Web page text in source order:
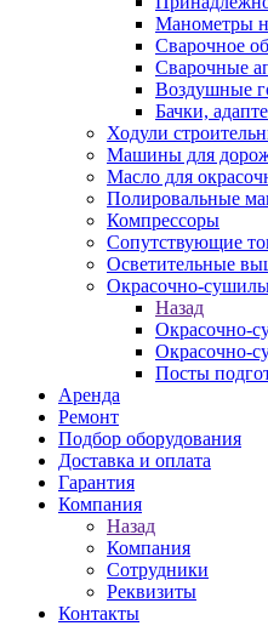
Манометры
Сварочное
Сварочные
Воздушные
Бачки,
Ходули
Машины для
Масло для
Полировальные
Компрессоры
Сопутствующие
Осветительные
Окрасочно-
Назад
Окрасочно-
Окрасочно-
Посты
Аренда
Ремонт
Подбор оборудования
Доставка и оплата
Гарантия
Компания
Назад
Компания
Сотрудники
Реквизиты
Контакты